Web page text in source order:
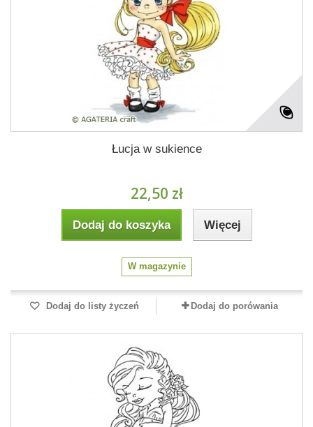
Łucja w sukience
22,50 zł
Dodaj do koszyka Więcej
W magazynie
Dodaj do listy życzeń Dodaj do porówania